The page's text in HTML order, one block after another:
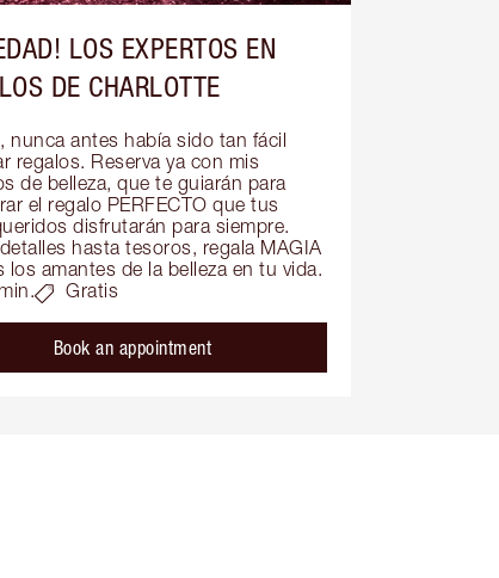
LOS EXPERTOS EN
DE CHARLOTTE
nunca antes había sido tan fácil
regalos. Reserva ya con mis
de belleza, que te guiarán para
el regalo PERFECTO que tus
disfrutarán para siempre.
hasta tesoros, regala MAGIA
los amantes de la belleza en tu vida.
Gratis
Book an appointment